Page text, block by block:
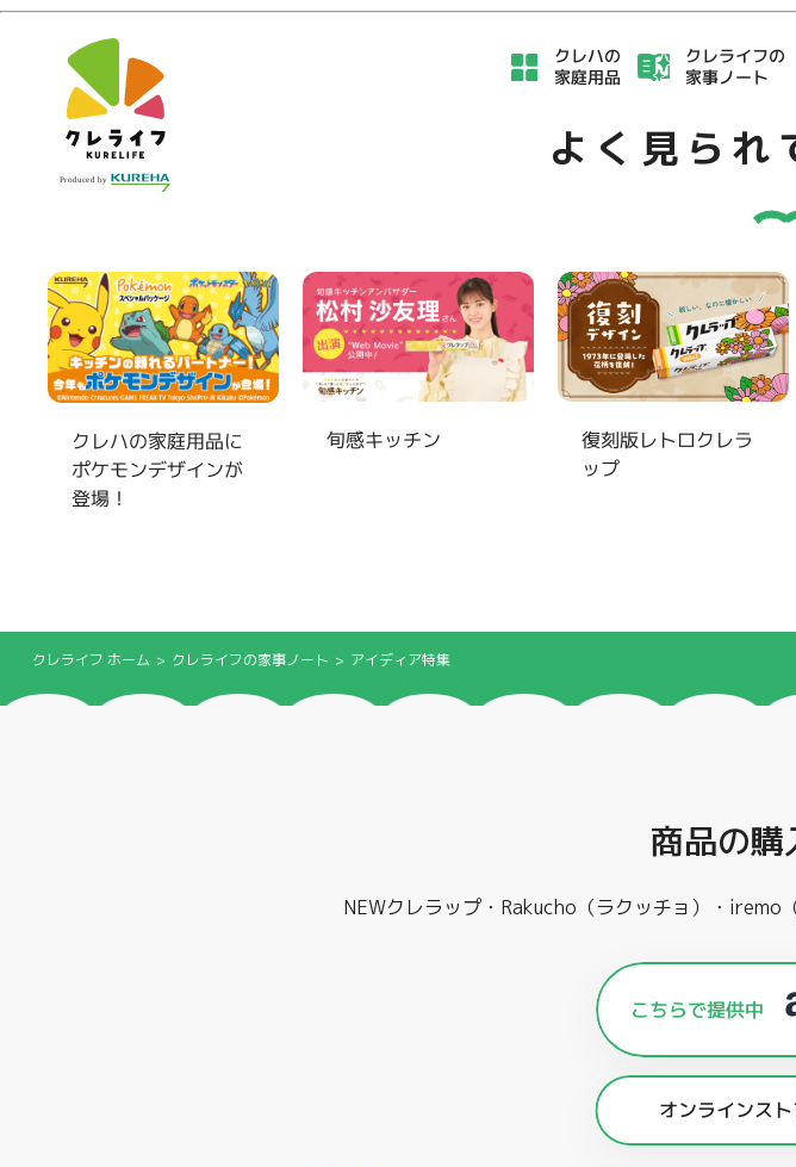
クレハの
家庭用品
クレライフの
家事ノート
よく見られ
クレハの家庭用品に
ポケモンデザインが
登場！
旬感キッチン 復刻版レトロクレラ
ップ
クレライフ ホーム クレライフの家事ノート アイディア特集
商品の購
NEWクレラップ・Rakucho（ラクッチョ）・iremo
オンラインス